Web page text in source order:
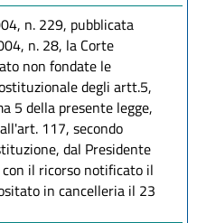
n. 229, pubblicata
n. 28, la Corte
non fondate le
degli artt.5,
5 della presente legge,
117, secondo
dal Presidente
il ricorso notificato il
in cancelleria il 23